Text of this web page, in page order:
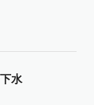
水